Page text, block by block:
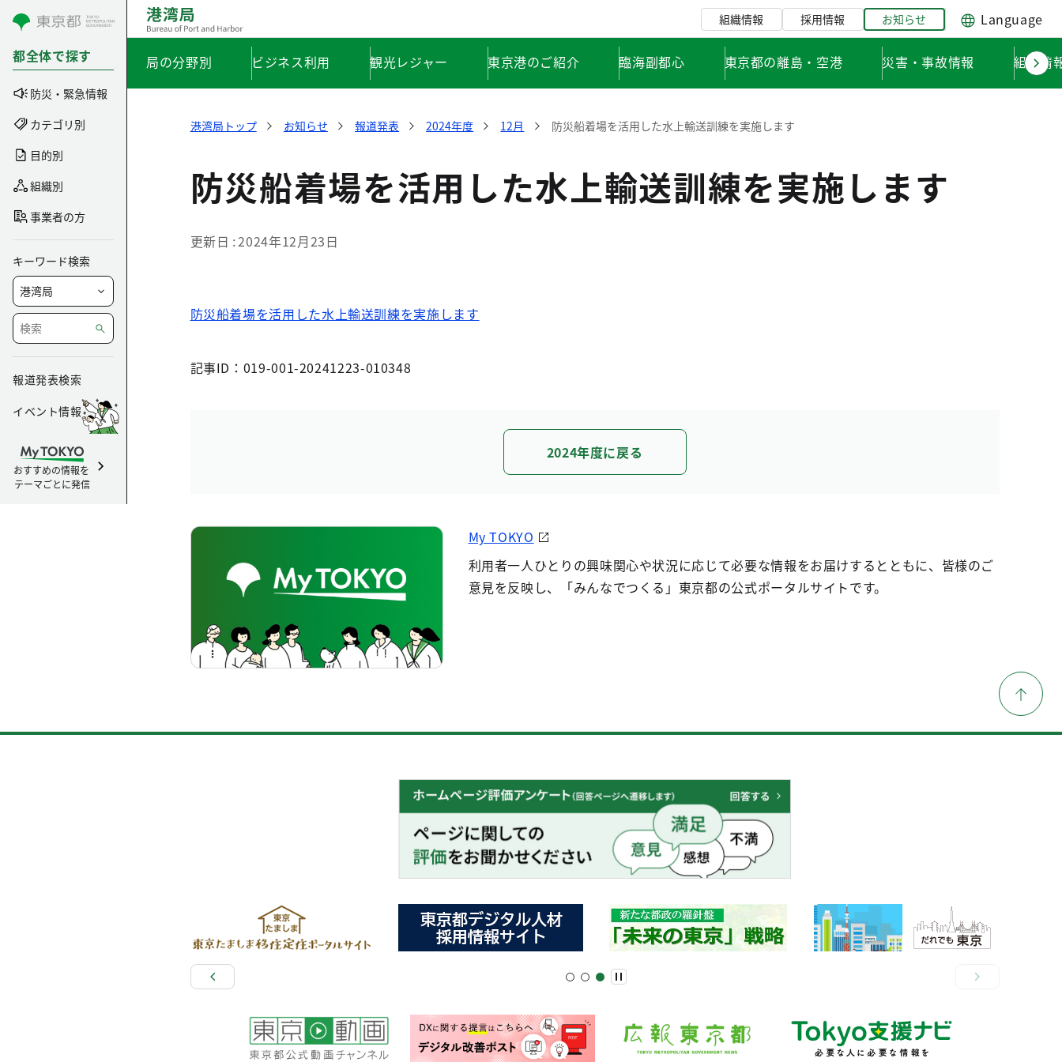
コンテンツにスキップ
都全体で探す
防災・緊急情報
カテゴリ別
目的別
組織別
事業者の方
キーワード検索
報道発表検索
イベント情報
おすすめの情報を
テーマごとに発信
組織情報 採用情報 お知らせ Language
局の分野別 ビジネス利用 観光レジャー 東京港のご紹介 臨海副都心 東京都の離島・空港 災害・事故情報 組織情
港湾局トップ お知らせ 報道発表 2024年度 12月 防災船着場を活用した水上輸送訓練を実施します
防災船着場を活用した水上輸送訓練を実施します
更新日 2024年12月23日
防災船着場を活用した水上輸送訓練を実施します
記事ID：019-001-20241223-010348
2024年度に戻る
My TOKYO
利用者一人ひとりの興味関心や状況に応じて必要な情報をお届けするとともに、皆様のご
意見を反映し、「みんなでつくる」東京都の公式ポータルサイトです。